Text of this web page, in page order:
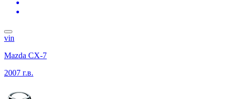
vin
Mazda CX-7
2007 г.в.